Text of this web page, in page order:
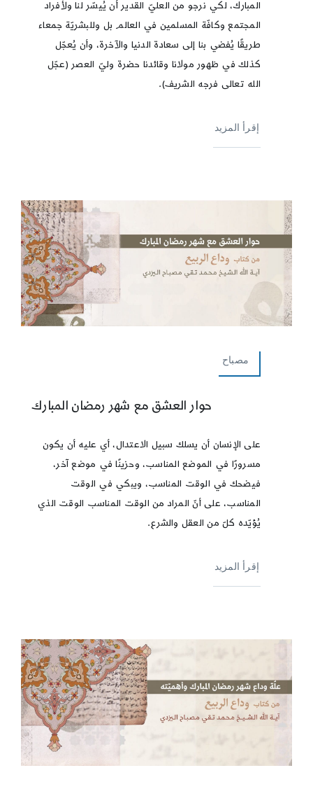
المبارك، لكي نرجو من العليّ القدير أن يُيسّر لنا ولأفراد
المجتمع وكافّة المسلمين في العالم بل وللبشريّة جمعاء
طريقًا يُفضي بنا إلى سعادة الدنيا والآخرة، وأن يُعجّل
كذلك في ظهور مولانا وقائدنا حضرة وليّ العصر (عجّل
الله تعالى فرجه الشريف).
إقرأ المزيد
مصباح
حوار العشق مع شهر رمضان المبارك
على الإنسان أن يسلك سبيل الاعتدال، أي عليه أن يكون
مسرورًا في الموضع المناسب، وحزينًا في موضع آخر،
فيضحك في الوقت المناسب، ويبكي في الوقت
المناسب، على أنّ المراد من الوقت المناسب الوقت الذي
يُؤيّده كلّ من العقل والشرع.
إقرأ المزيد